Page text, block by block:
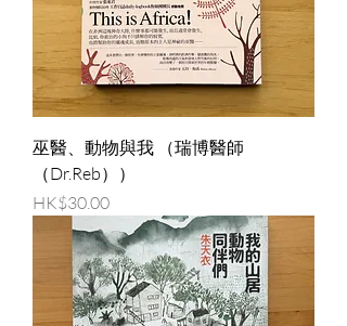
巫醫、動物與我 （瑞博醫師
（Dr.Reb））
價格
HK$30.00